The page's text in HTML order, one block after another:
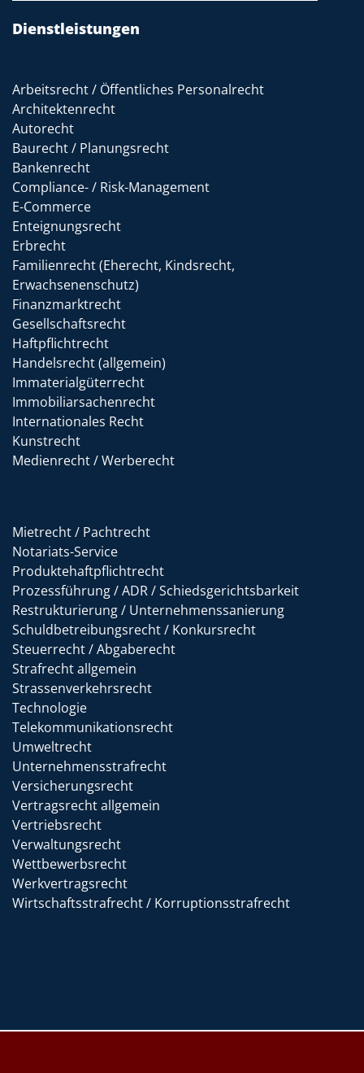
Dienstleistungen
Arbeitsrecht / Öffentliches Personalrecht
Architektenrecht
Autorecht
Baurecht / Planungsrecht
Bankenrecht
Compliance- / Risk-Management
E-Commerce
Enteignungsrecht
Erbrecht
Familienrecht (Eherecht, Kindsrecht,
Erwachsenenschutz)
Finanzmarktrecht
Gesellschaftsrecht
Haftpflichtrecht
Handelsrecht (allgemein)
Immaterialgüterrecht
Immobiliarsachenrecht
Internationales Recht
Kunstrecht
Medienrecht / Werberecht
Mietrecht / Pachtrecht
Notariats-Service
Produktehaftpflichtrecht
Prozessführung / ADR / Schiedsgerichtsbarkeit
Restrukturierung / Unternehmenssanierung
Schuldbetreibungsrecht / Konkursrecht
Steuerrecht / Abgaberecht
Strafrecht allgemein
Strassenverkehrsrecht
Technologie
Telekommunikationsrecht
Umweltrecht
Unternehmensstrafrecht
Versicherungsrecht
Vertragsrecht allgemein
Vertriebsrecht
Verwaltungsrecht
Wettbewerbsrecht
Werkvertragsrecht
Wirtschaftsstrafrecht / Korruptionsstrafrecht